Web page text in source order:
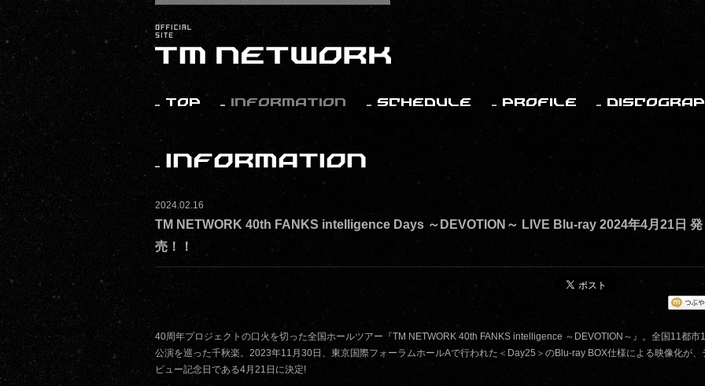
2024.02.16
TM NETWORK 40th FANKS intelligence Days ～DEVOTION～ LIVE Blu-ray 2024年4月21日 発
売！！
40周年プロジェクトの口火を切った全国ホールツアー『TM NETWORK 40th FANKS intelligence ～DEVOTION～』。全国11都市
公演を巡った千秋楽。2023年11月30日、東京国際フォーラムホールAで行われた＜Day25＞のBlu-ray BOX仕様による映像化が、
ビュー記念日である4月21日に決定!